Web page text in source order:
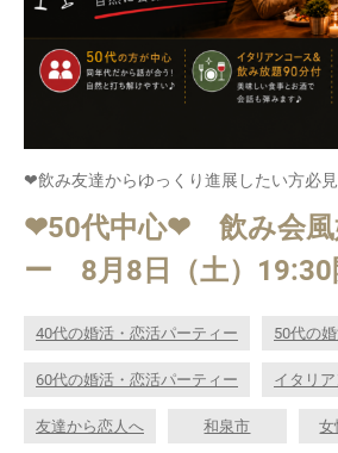
❤飲み友達からゆっくり進展したい方必
❤50代中心❤ 飲み会風
ー 8月8日（土）19:30
40代の婚活・恋活パーティー 50代の
60代の婚活・恋活パーティー イタリ
友達から恋人へ 和泉市 女